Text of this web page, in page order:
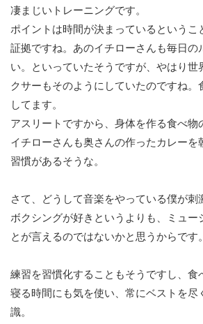
凄まじいトレーニングです。
ポイントは時間が決まっているというこ
証拠ですね。あのイチローさんも毎日の
い。といっていたそうですが、やはり世
クサーもそのようにしていたのですね。
してます。
アスリートですから、身体を作る食べ物
イチローさんも奥さんの作ったカレーを
習慣があるそうな。
さて、どうして音楽をやっている僕が刺
ボクシングが好きというよりも、ミュー
とが言えるのではないかと思うからです。
練習を習慣化することもそうですし、食
寝る時間にも気を使い、常にベストを尽
識。